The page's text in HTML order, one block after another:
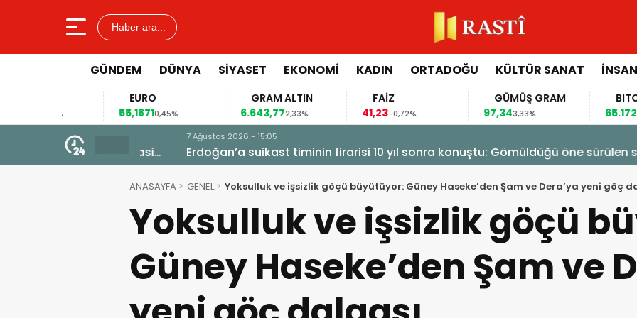
Haber ara...
GÜNDEM DÜNYA SİYASET EKONOMİ KADIN ORTADOĞU KÜLTÜR SANAT
EURO
55,18710,45%
GRAM ALTIN
6.643,772,33%
FAİZ
41,23
-0,72%
GÜMÜŞ GRAM
97,34
3,33%
BITCOIN
65.172,00
şimdi de siyasi
7 Ağustos 2026 - 15:05
Erdoğan’a suikast timinin firarisi 10 yıl sonra konuştu: Gömüldüğü öne sürülen silahlar
kazı başladı
ANASAYFA GENEL Yoksulluk ve işsizlik göçü büyütüyor: Güney Haseke’den Şam ve Dera’ya yeni göç
Yoksulluk ve işsizlik göçü
Güney Haseke’den Şam ve